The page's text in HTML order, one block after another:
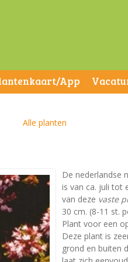
App
Alle planten
De nederlandse
is van ca. juli tot
van deze vaste
30 cm. (8-11 st.
Plant voor een
Deze plant is
grond en buiten